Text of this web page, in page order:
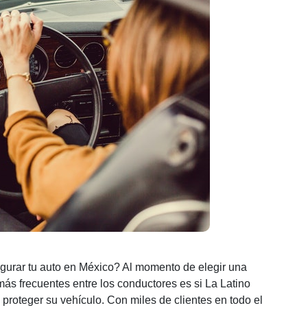
con
la
oferta
de
La
Latino
Seguros?
tu auto en México? Al momento de elegir una
frecuentes entre los conductores es si La Latino
su vehículo. Con miles de clientes en todo el